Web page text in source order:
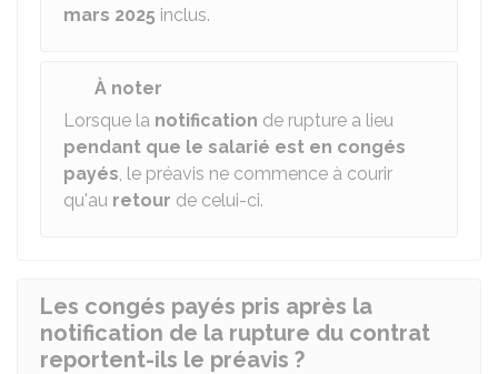
mars 2025 inclus.
À noter
Lorsque la notification de rupture a lieu
pendant que le salarié est en congés
payés, le préavis ne commence à courir
qu'au retour de celui-ci.
Les congés payés pris après la
notification de la rupture du contrat
reportent-ils le préavis ?